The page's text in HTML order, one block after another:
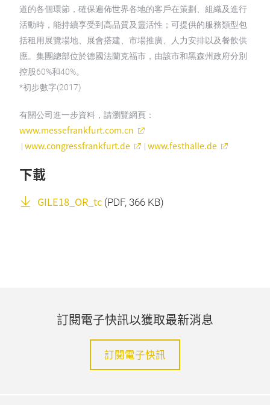
道的各個環節，確保遍佈世界各地的客戶在策劃、組織及進行
活動時，能持續享受到高品質及靈活性；可提供的服務類型包
括租用展覽場地、展會搭建、市場推廣、人力安排以及餐飲供
應。集團總部位於德國法蘭克福市，由該市和黑森州政府分別
控股60%和40%。
*初步數字(2017)
有關公司進一步資料，請瀏覽網頁：
www.messefrankfurt.com.cn
| www.congressfrankfurt.de | www.festhalle.de
下載
GILE18_OR_tc (PDF, 366 KB)
訂閱電子快訊以獲取最新消息
訂閱電子快訊